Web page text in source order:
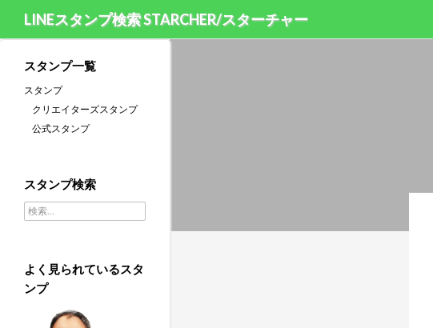
LINEスタンプ検索 STARCHER/スターチャー
スタンプ一覧
スタンプ
クリエイターズスタンプ
公式スタンプ
スタンプ検索
検索:
よく見られているスタ
ンプ